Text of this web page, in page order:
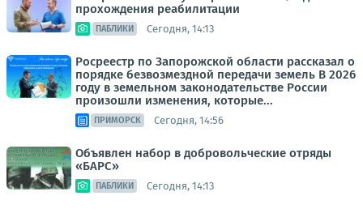
прохождения реабилитации
ПАБЛИКИ Сегодня, 14:13
Росреестр по Запорожской области рассказал о
порядке безвозмездной передачи земель В 2026
году в земельном законодательстве России
произошли изменения, которые...
ПРИМОРСК Сегодня, 14:56
Объявлен набор в добровольческие отряды
«БАРС»
ПАБЛИКИ Сегодня, 14:13